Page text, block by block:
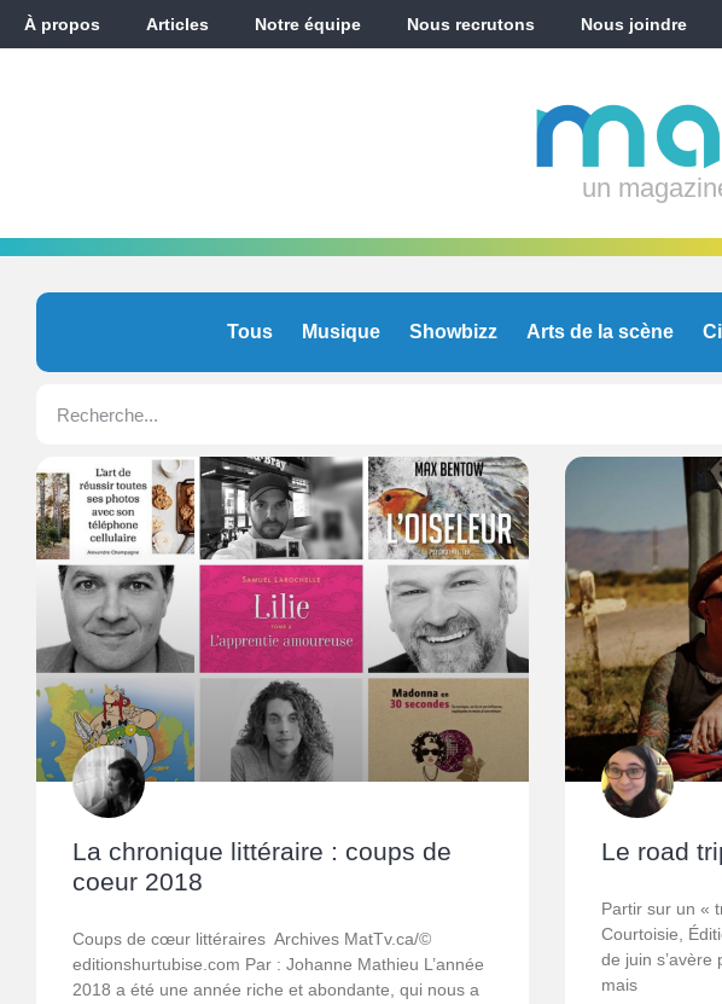
À propos Articles Notre équipe Nous recrutons Nous joindre
un
Tous Musique Showbizz Arts de la scène
La chronique littéraire : coups de
coeur 2018
Coups de cœur littéraires Archives MatTv.ca/©
editionshurtubise.com Par : Johanne Mathieu L’année
2018 a été une année riche et abondante, qui nous a
Le road
Partir sur un «
Courtoisie,
de juin
mais